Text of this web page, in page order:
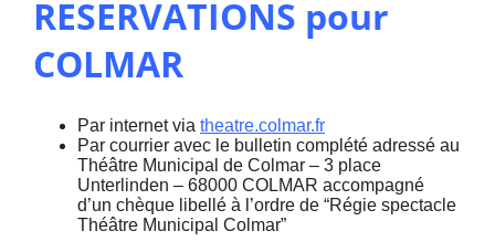
RESERVATIONS pour
COLMAR
Par internet via theatre.colmar.fr
Par courrier avec le bulletin complété adressé au
Théâtre Municipal de Colmar – 3 place
Unterlinden – 68000 COLMAR accompagné
d’un chèque libellé à l’ordre de “Régie spectacle
Théâtre Municipal Colmar”